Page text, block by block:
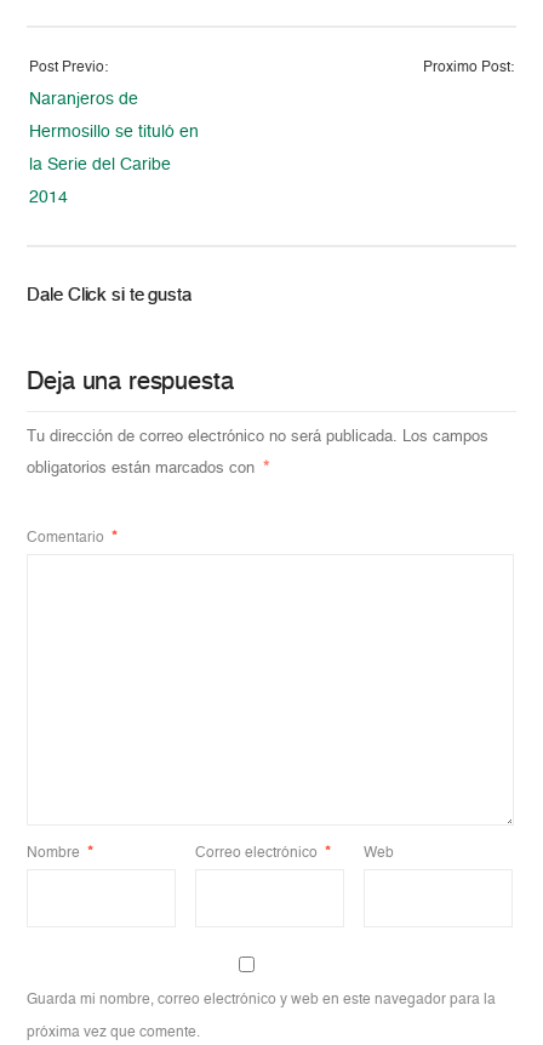
Post Previo:
Naranjeros de
Hermosillo se tituló en
la Serie del Caribe
2014
Proximo Post:
Dale Click si te gusta
Deja una respuesta
Tu dirección de correo electrónico no será publicada. Los campos
obligatorios están marcados con
*
Comentario *
Nombre * Correo electrónico * Web
Guarda mi nombre, correo electrónico y web en este navegador para la
próxima vez que comente.